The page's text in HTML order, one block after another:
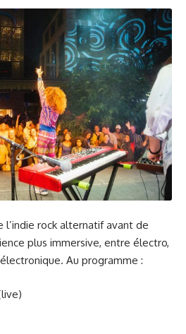
l’indie rock alternatif avant de
plus immersive, entre électro,
Au programme :